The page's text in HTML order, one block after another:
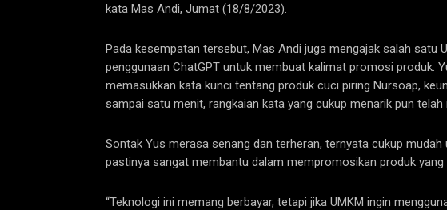
kata Mas Andi, Jumat (18/8/2023).
Pada kesempatan tersebut, Mas Andi juga mengajak salah satu
penggunaan ChatGPT untuk membuat kalimat promosi produk.
memasukkan kata kunci tentang produk cuci piring Nursoap,
sampai satu menit, rangkaian kata yang cukup menarik pun
Sontak Yus merasa senang dan terheran, ternyata cukup
pastinya sangat membantu dalam mempromosikan produk yang
“Teknologi ini memang berbayar, tetapi jika UMKM ingin